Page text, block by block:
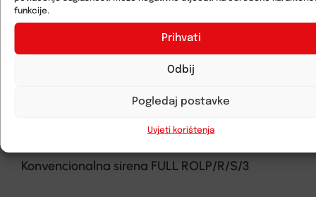
funkcije.
Prihvati
Odbij
Pogledaj postavke
Uvjeti korištenja
Konvencionalna sirena FULL ROLP/R/S/3